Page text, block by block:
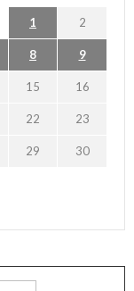
1 2
8 9
15 16
22 23
29 30